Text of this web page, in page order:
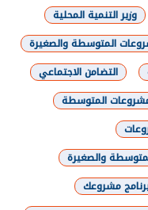
وزير التنمية المحلية
المتوسطة والصغيرة
التضامن الاجتماعي
المتوسطة
والصغيرة
مشروعك